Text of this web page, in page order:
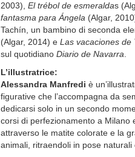
2003), El trébol de esmeraldas
fantasma para Ángela (Algar,
Tachín, un bambino di seconda
(Algar, 2014) e Las vacaciones de
sul quotidiano Diario de Navarra.
L’illustratrice:
Alessandra Manfredi è
figurative che l’accompagna da
dedicarsi solo in un secondo
corsi di perfezionamento a Milano
attraverso le matite colorate e la
animali, ritraendoli in pose